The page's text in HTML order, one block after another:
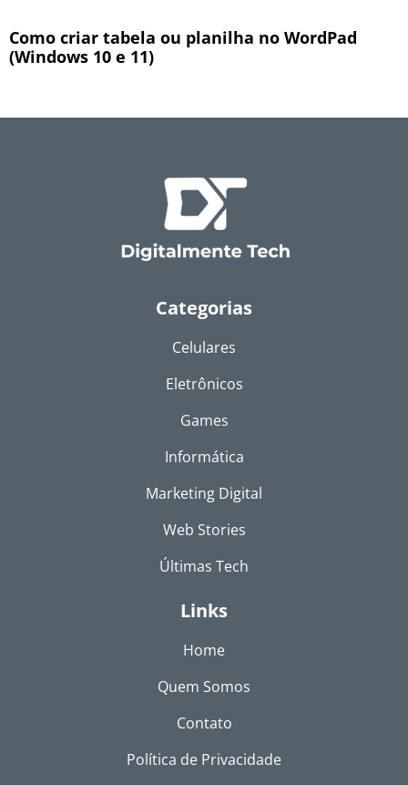
Como criar tabela ou planilha no WordPad
(Windows 10 e 11)
Categorias
Celulares
Eletrônicos
Games
Informática
Marketing Digital
Web Stories
Últimas Tech
Links
Home
Quem Somos
Contato
Política de Privacidade